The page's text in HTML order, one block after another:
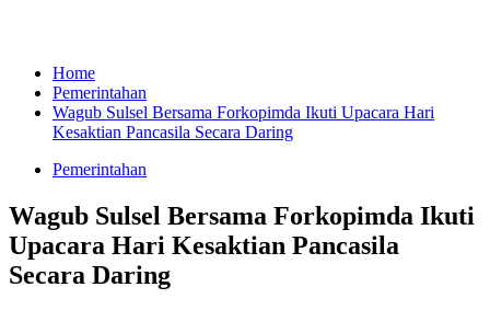
Home
Pemerintahan
Wagub Sulsel Bersama Forkopimda Ikuti Upacara Hari
Kesaktian Pancasila Secara Daring
Pemerintahan
Wagub Sulsel Bersama Forkopimda Ikuti
Upacara Hari Kesaktian Pancasila
Secara Daring